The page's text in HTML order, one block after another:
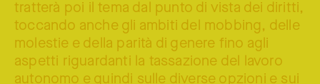
tratterà poi il tema dal punto di vista dei diritti,
toccando anche gli ambiti del mobbing, delle
molestie e della parità di genere fino agli
aspetti riguardanti la tassazione del lavoro
autonomo e quindi sulle diverse opzioni e sui